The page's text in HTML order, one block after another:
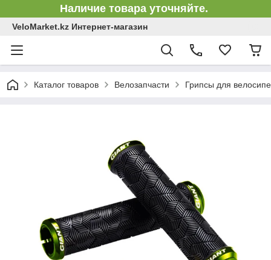
Наличие товара уточняйте.
VeloMarket.kz Интернет-магазин
Каталог товаров Велозапчасти Грипсы для